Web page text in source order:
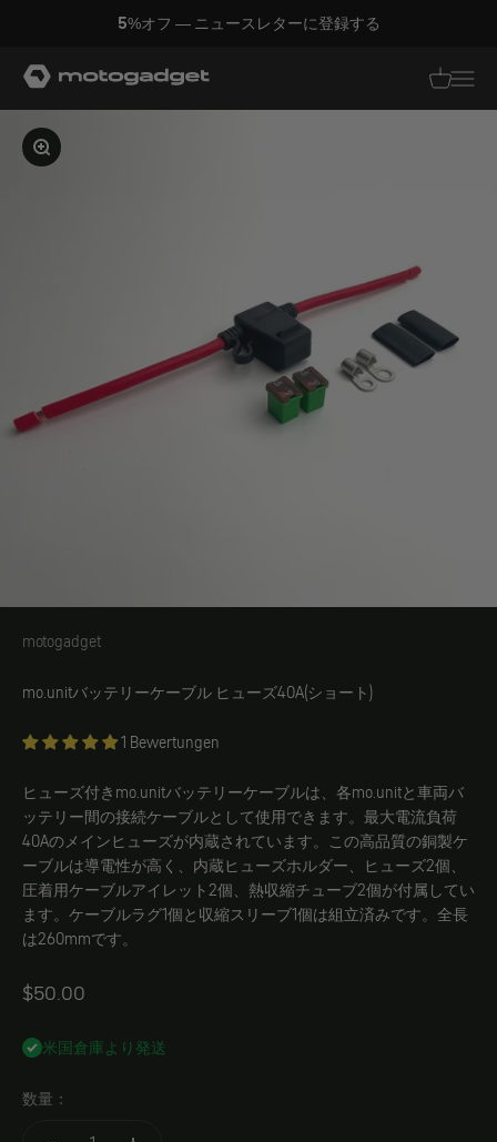
コンテンツへスキップ
5%オフ — ニュースレターに登録する
翻訳
モトガジェット社 翻訳があ
画像を拡大する
motogadget
motogadget
mo.unitバッテリーケーブル ヒューズ40A(ショート)
1 Bewertungen
ヒューズ付きmo.unitバッテリーケーブルは、各mo.unitと車両バ
ッテリー間の接続ケーブルとして使用できます。最大電流負荷
40Aのメインヒューズが内蔵されています。この高品質の銅製ケ
ーブルは導電性が高く、内蔵ヒューズホルダー、ヒューズ2個、
圧着用ケーブルアイレット2個、熱収縮チューブ2個が付属してい
ます。ケーブルラグ1個と収縮スリーブ1個は組立済みです。全長
は260mmです。
Angebot
$50.00
米国倉庫より発送
数量：